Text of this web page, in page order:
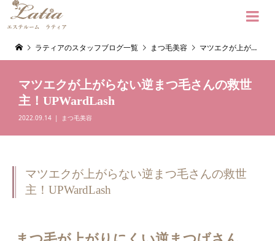

ラティアのスタッフブログ一覧 まつ毛美容 マツエクが上がらない逆まつ毛さんの救世主！UPWardLash
マツエクが上がらない逆まつ毛さんの救世
主！UPWardLash
2022.09.14 まつ毛美容
マツエクが上がらない逆まつ毛さんの救世
主！UPWardLash